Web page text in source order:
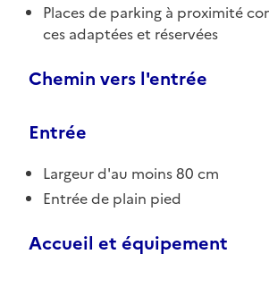
Places de parking à proximité
ces adaptées et réservées
Chemin vers l'entrée
Entrée
Largeur d'au moins 80 cm
Entrée de plain pied
Accueil et équipement